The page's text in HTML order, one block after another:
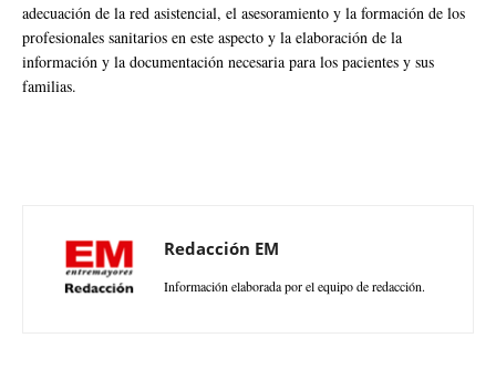
adecuación de la red asistencial, el asesoramiento y la formación de los
profesionales sanitarios en este aspecto y la elaboración de la
información y la documentación necesaria para los pacientes y sus
familias.
Redacción EM
Información elaborada por el equipo de redacción.